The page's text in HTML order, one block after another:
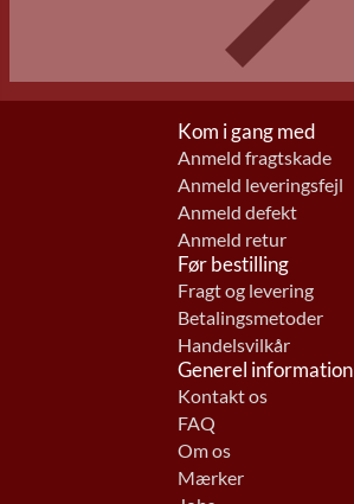
Kom i gang med
Anmeld fragtskade
Anmeld leveringsfejl
Anmeld defekt
Anmeld retur
Før bestilling
Fragt og levering
Betalingsmetoder
Handelsvilkår
Generel information
Kontakt os
FAQ
Om os
Mærker